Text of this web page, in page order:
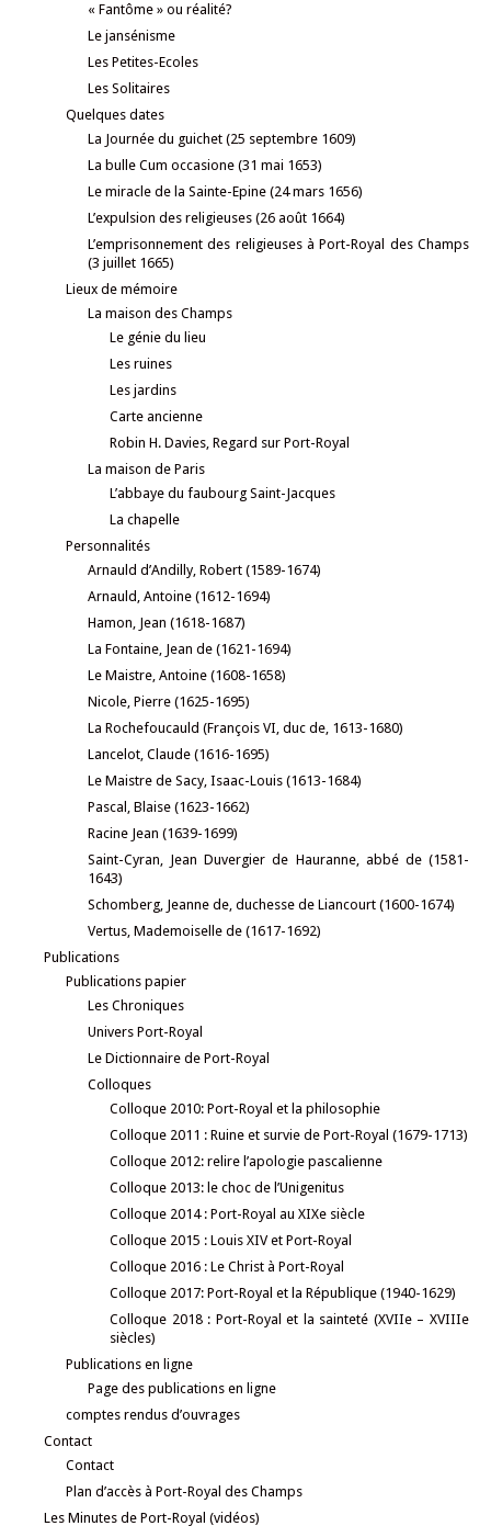
« Fantôme » ou réalité?
Le jansénisme
Les Petites-Ecoles
Les Solitaires
Quelques dates
La Journée du guichet (25 septembre 1609)
La bulle Cum occasione (31 mai 1653)
Le miracle de la Sainte-Epine (24 mars 1656)
L’expulsion des religieuses (26 août 1664)
L’emprisonnement des religieuses à Port-Royal des Champs
(3 juillet 1665)
Lieux de mémoire
La maison des Champs
Le génie du lieu
Les ruines
Les jardins
Carte ancienne
Robin H. Davies, Regard sur Port-Royal
La maison de Paris
L’abbaye du faubourg Saint-Jacques
La chapelle
Personnalités
Arnauld d’Andilly, Robert (1589-1674)
Arnauld, Antoine (1612-1694)
Hamon, Jean (1618-1687)
La Fontaine, Jean de (1621-1694)
Le Maistre, Antoine (1608-1658)
Nicole, Pierre (1625-1695)
La Rochefoucauld (François VI, duc de, 1613-1680)
Lancelot, Claude (1616-1695)
Le Maistre de Sacy, Isaac-Louis (1613-1684)
Pascal, Blaise (1623-1662)
Racine Jean (1639-1699)
Saint-Cyran, Jean Duvergier de Hauranne, abbé de (1581-
1643)
Schomberg, Jeanne de, duchesse de Liancourt (1600-1674)
Vertus, Mademoiselle de (1617-1692)
Publications
Publications papier
Les Chroniques
Univers Port-Royal
Le Dictionnaire de Port-Royal
Colloques
Colloque 2010: Port-Royal et la philosophie
Colloque 2011 : Ruine et survie de Port-Royal (1679-1713)
Colloque 2012: relire l’apologie pascalienne
Colloque 2013: le choc de l’Unigenitus
Colloque 2014 : Port-Royal au XIXe siècle
Colloque 2015 : Louis XIV et Port-Royal
Colloque 2016 : Le Christ à Port-Royal
Colloque 2017: Port-Royal et la République (1940-1629)
Colloque 2018 : Port-Royal et la sainteté (XVIIe – XVIIIe
siècles)
Publications en ligne
Page des publications en ligne
comptes rendus d’ouvrages
Contact
Contact
Plan d’accès à Port-Royal des Champs
Les Minutes de Port-Royal (vidéos)